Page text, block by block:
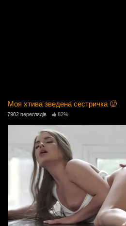
Моя хтива зведена сестричка 🥵
7902 переглядів 82%